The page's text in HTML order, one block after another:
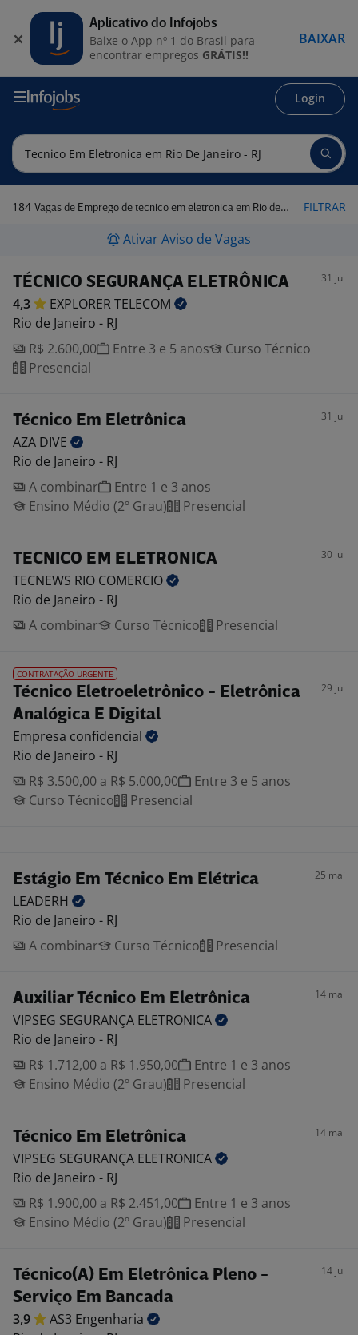
Login
184 Vagas de Emprego de tecnico em eletronica em Rio de Janeiro - RJ FILTRAR
Ativar Aviso de Vagas
TÉCNICO SEGURANÇA ELETRÔNICA 31 jul
4,3 EXPLORERTELECOM
Rio de Janeiro - RJ
R$ 2.600,00
Entre 3 e 5 anos
Curso Técnico
Presencial
Técnico Em Eletrônica 31 jul
AZA DIVE
Rio de Janeiro - RJ
A combinar
Entre 1 e 3 anos
Ensino Médio (2º Grau)
Presencial
TECNICO EM ELETRONICA 30 jul
TECNEWS RIO COMERCIO
Rio de Janeiro - RJ
A combinar
Curso Técnico Presencial
CONTRATAÇÃO URGENTE
Técnico Eletroeletrônico - Eletrônica
Analógica E Digital
29 jul
Empresa confidencial
Rio de Janeiro - RJ
R$ 3.500,00 a R$ 5.000,00
Entre 3 e 5 anos
Curso Técnico
Presencial
Estágio Em Técnico Em Elétrica 25 mai
LEADERH
Rio de Janeiro - RJ
A combinar
Curso Técnico Presencial
Auxiliar Técnico Em Eletrônica 14 mai
VIPSEG SEGURANÇA ELETRONICA
Rio de Janeiro - RJ
R$ 1.712,00 a R$ 1.950,00
Entre 1 e 3 anos
Ensino Médio (2º Grau)
Presencial
Técnico Em Eletrônica 14 mai
VIPSEG SEGURANÇA ELETRONICA
Rio de Janeiro - RJ
R$ 1.900,00 a R$ 2.451,00
Entre 1 e 3 anos
Ensino Médio (2º Grau)
Presencial
Técnico(A) Em Eletrônica Pleno -
Serviço Em Bancada
14 jul
3,9 AS3 Engenharia
Aplicativo do Infojobs
Baixe o App nº 1 do Brasil para
encontrar empregos GRÁTIS!!
BAIXAR